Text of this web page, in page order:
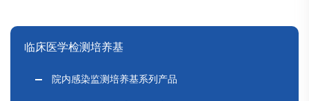
临床医学检测培养基
院内感染监测培养基系列产品